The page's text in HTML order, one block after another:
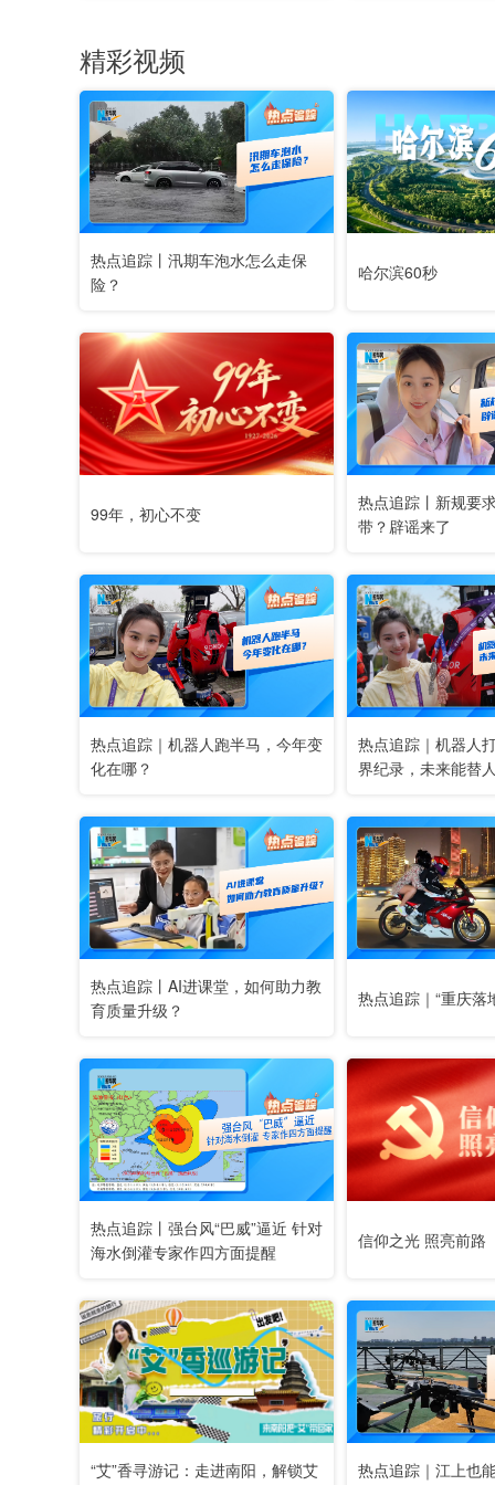
精彩视频
热点追踪丨汛期车泡水怎么走保
险？
哈尔滨60秒
99年，初心不变
热点追踪丨新规要
带？辟谣来了
热点追踪｜机器人跑半马，今年变
化在哪？
热点追踪｜机器人
界纪录，未来能替
热点追踪丨AI进课堂，如何助力教
育质量升级？
热点追踪｜“重庆落
热点追踪丨强台风“巴威”逼近 针对
海水倒灌专家作四方面提醒
信仰之光 照亮前路
“艾”香寻游记：走进南阳，解锁艾
热点追踪｜江上也